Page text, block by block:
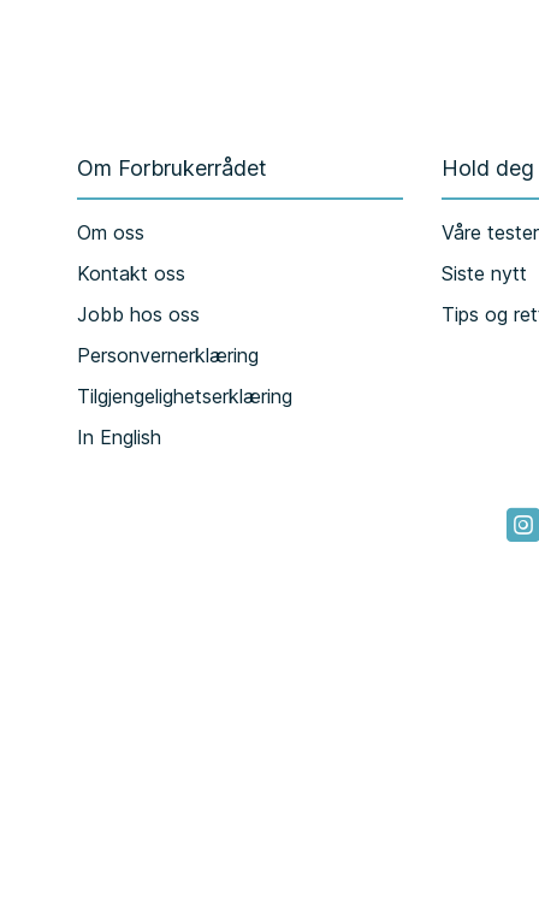
Om Forbrukerrådet
Om oss
Kontakt oss
Jobb hos oss
Personvernerklæring
Tilgjengelighetserklæring
In English
Hold
Våre tester
Siste nytt
Tips og